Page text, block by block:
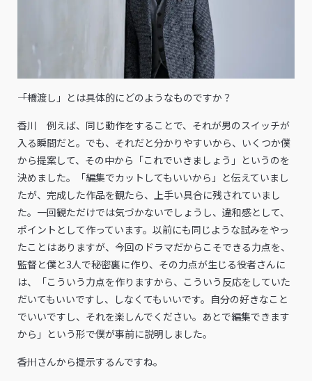
――「橋渡し」とは具体的にどのようなものですか？
香川 例えば、同じ動作をすることで、それが男のスイッチが
入る瞬間だと。でも、それだと分かりやすいから、いくつか僕
から提案して、その中から「これでいきましょう」というのを
決めました。「編集でカットしてもいいから」と伝えていまし
たが、完成した作品を観たら、上手い具合に残されていまし
た。一回観ただけでは気づかないでしょうし、違和感として、
ポイントとして作っています。以前にも同じような試みをやっ
たことはありますが、今回のドラマだからこそできる力点を、
監督と僕と3人で秘密裏に作り、その力点が生じる役者さんに
は、「こういう力点を作りますから、こういう反応をしていた
だいてもいいですし、しなくてもいいです。自分の好きなこと
でいいですし、それを楽しんでください。あとで編集できます
から」という形で僕が事前に説明しました。
――香川さんから提示するんですね。